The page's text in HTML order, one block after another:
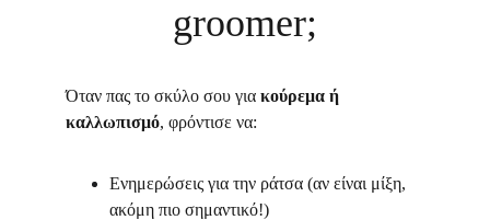
groomer;
Όταν πας το σκύλο σου για κούρεμα ή
καλλωπισμό, φρόντισε να:
Ενημερώσεις για την ράτσα (αν είναι μίξη,
ακόμη πιο σημαντικό!)